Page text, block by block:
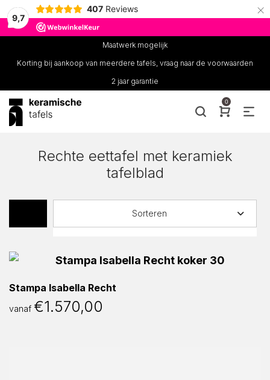
9,7
407 Reviews ×
Maatwerk mogelijk
Korting bij aankoop van meerdere tafels, vraag naar de voorwaarden
2 jaar garantie
0
Rechte eettafel met keramiek
tafelblad
Sorteren
Stampa Isabella Recht
vanaf €1.570,00